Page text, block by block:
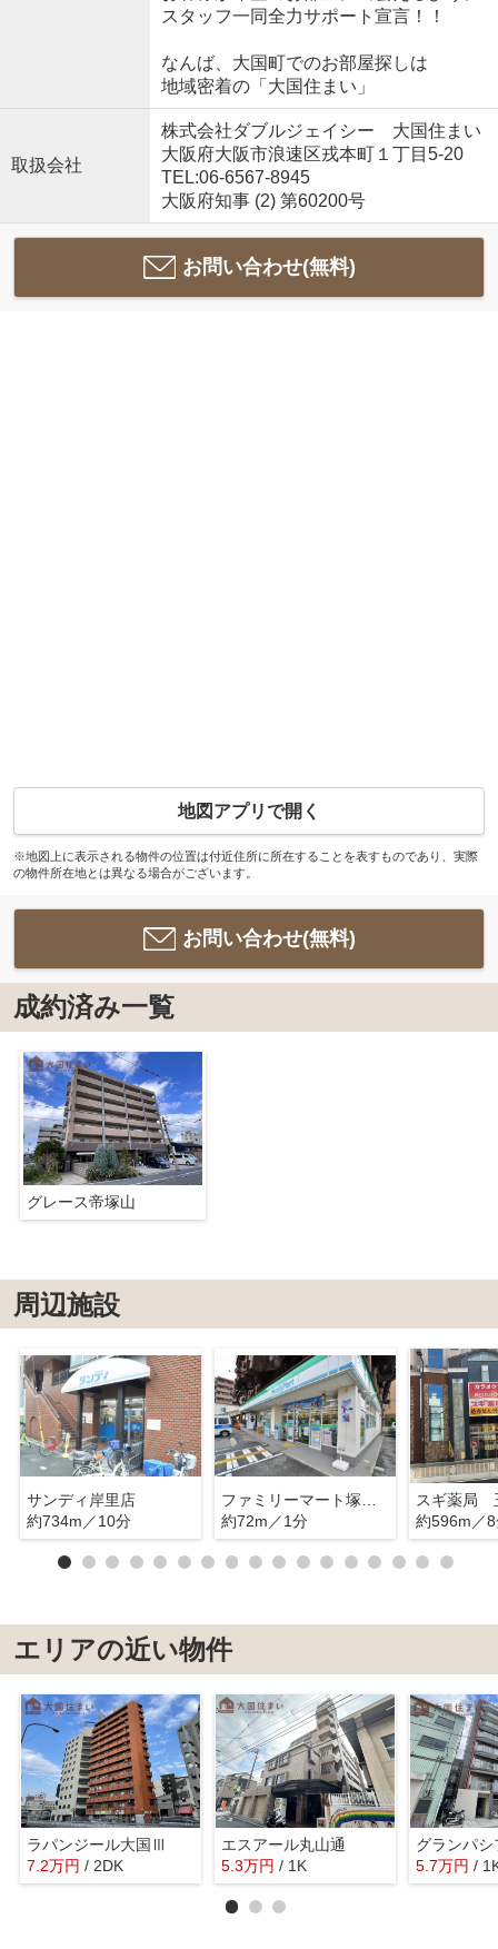
スタッフ一同全力サポート宣言！！
なんば、大国町でのお部屋探しは
地域密着の「大国住まい」
取扱会社
株式会社ダブルジェイシー 大国住まい
大阪府大阪市浪速区戎本町１丁目5-20
TEL:06-6567-8945
大阪府知事 (2) 第60200号
お問い合わせ(無料)
地図アプリで開く
※地図上に表示される物件の位置は付近住所に所在することを表すものであり、実際
の物件所在地とは異なる場合がございます。
お問い合わせ(無料)
成約済み一覧
グレース帝塚山
周辺施設
サンディ岸里店
約734m／10分
約72m／1分
スギ薬局
約596m／
エリアの近い物件
ラパンジール大国Ⅲ
7.2万円 / 2DK
エスアール丸山通
5.3万円 / 1K 5.7万円 /